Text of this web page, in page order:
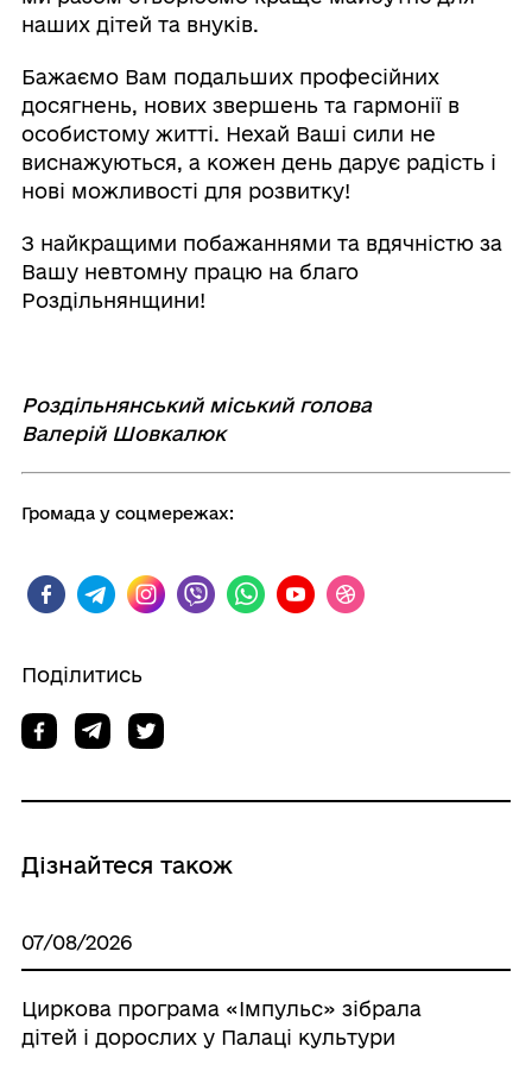
наших дітей та внуків.
Бажаємо Вам подальших професійних
досягнень, нових звершень та гармонії в
особистому житті. Нехай Ваші сили не
виснажуються, а кожен день дарує радість і
нові можливості для розвитку!
З найкращими побажаннями та вдячністю за
Вашу невтомну працю на благо
Роздільнянщини!
Роздільнянський міський голова
Валерій Шовкалюк
Громада у соцмережах:
Поділитись
Дізнайтеся також
07/08/2026
Циркова програма «Імпульс» зібрала
дітей і дорослих у Палаці культури